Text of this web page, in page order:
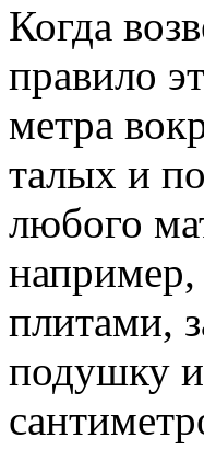
Когда
правило
метра
талых и
любого
плитами,
подушку